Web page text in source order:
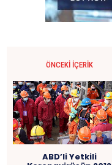
ÖNCEKI İÇERIK
ABD’li Yetkili